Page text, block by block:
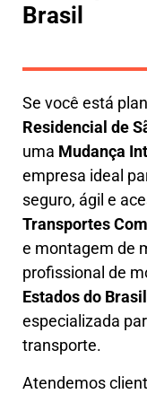
Brasil
Se você está
Residencial de
uma Mudança
empresa ideal
seguro, ágil e
Transportes
e montagem de
profissional de
Estados do Brasil
especializada
transporte.
Atendemos